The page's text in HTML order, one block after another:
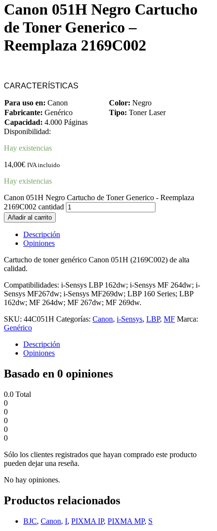
Canon 051H Negro Cartucho
de Toner Generico –
Reemplaza 2169C002
CARACTERÍSTICAS
Para uso en: Canon Color: Negro
Fabricante: Genérico Tipo: Toner Laser
Capacidad: 4.000 Páginas
Disponibilidad:
Hay existencias
14,00€ IVA incluido
Hay existencias
Canon 051H Negro Cartucho de Toner Generico - Reemplaza
2169C002 cantidad
Añadir al carrito
Descripción
Opiniones
Cartucho de toner genérico Canon 051H (2169C002) de alta
calidad.
Compatibilidades: i-Sensys LBP 162dw; i-Sensys MF 264dw; i-
Sensys MF267dw; i-Sensys MF269dw; LBP 160 Series; LBP
162dw; MF 264dw; MF 267dw; MF 269dw.
SKU: 44C051H Categorías: Canon, i-Sensys, LBP, MF Marca:
Genérico
Descripción
Opiniones
Basado en 0 opiniones
0.0 Total
0
0
0
0
0
Sólo los clientes registrados que hayan comprado este producto
pueden dejar una reseña.
No hay opiniones.
Productos relacionados
BJC, Canon, I, PIXMA IP, PIXMA MP, S